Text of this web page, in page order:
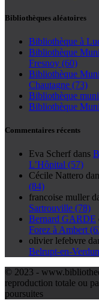
Bibliothèques aléatoires
Bibliothèque à
Bibliothèque
Fresnoy (60)
Bibliothèque
Chautagne (73)
Bibliothèque
Bibliothèque
Commentaires récents
Eva Scherf dans
L’Hôpital (57)
Cécile Nattero
(84)
francoise muller
Sartrouville (78)
Bernard GARDE
Forez à Ambert
olivier lefebvre
Belrupt-en-
© 2023 -
reproduction totale ou
poursuites